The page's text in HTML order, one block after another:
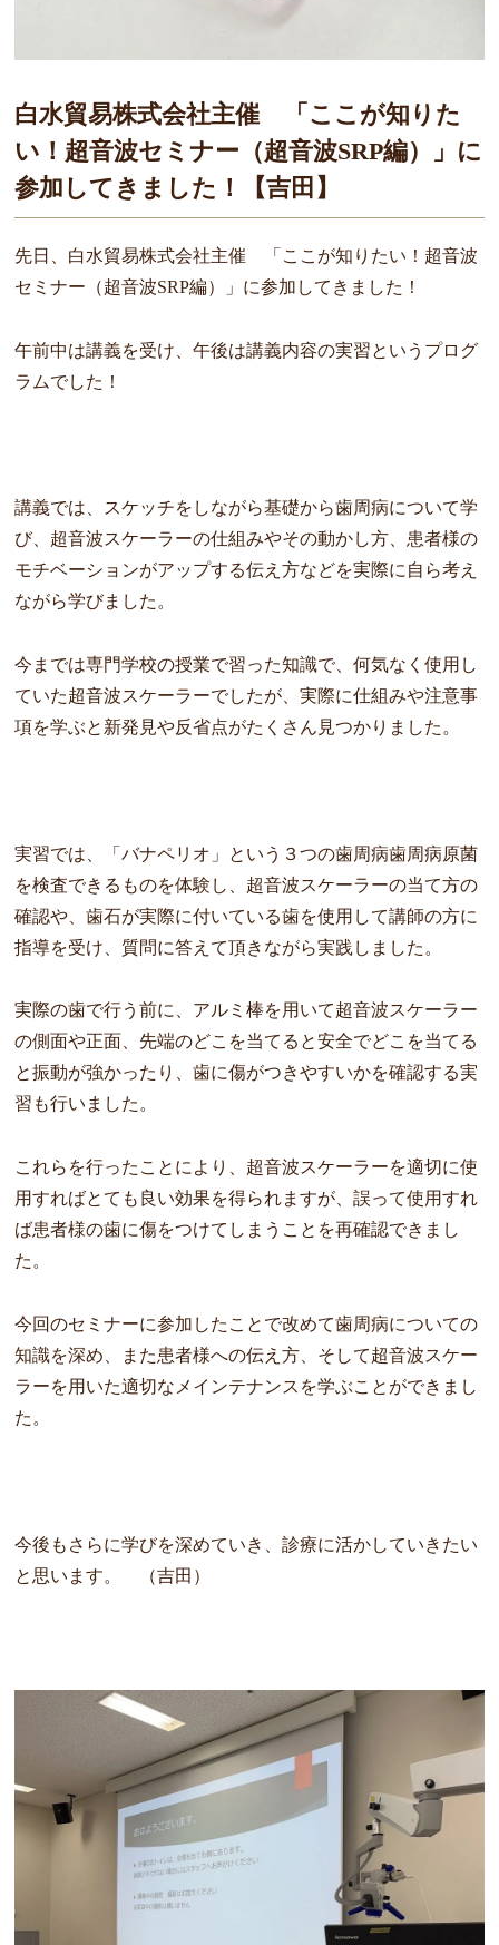
白水貿易株式会社主催 「ここが知りた
い！超音波セミナー（超音波SRP編）」に
参加してきました！【吉田】
先日、白水貿易株式会社主催 「ここが知りたい！超音波
セミナー（超音波SRP編）」に参加してきました！
午前中は講義を受け、午後は講義内容の実習というプログ
ラムでした！
講義では、スケッチをしながら基礎から歯周病について学
び、超音波スケーラーの仕組みやその動かし方、患者様の
モチベーションがアップする伝え方などを実際に自ら考え
ながら学びました。
今までは専門学校の授業で習った知識で、何気なく使用し
ていた超音波スケーラーでしたが、実際に仕組みや注意事
項を学ぶと新発見や反省点がたくさん見つかりました。
実習では、「バナペリオ」という３つの歯周病歯周病原菌
を検査できるものを体験し、超音波スケーラーの当て方の
確認や、歯石が実際に付いている歯を使用して講師の方に
指導を受け、質問に答えて頂きながら実践しました。
実際の歯で行う前に、アルミ棒を用いて超音波スケーラー
の側面や正面、先端のどこを当てると安全でどこを当てる
と振動が強かったり、歯に傷がつきやすいかを確認する実
習も行いました。
これらを行ったことにより、超音波スケーラーを適切に使
用すればとても良い効果を得られますが、誤って使用すれ
ば患者様の歯に傷をつけてしまうことを再確認できまし
た。
今回のセミナーに参加したことで改めて歯周病についての
知識を深め、また患者様への伝え方、そして超音波スケー
ラーを用いた適切なメインテナンスを学ぶことができまし
た。
今後もさらに学びを深めていき、診療に活かしていきたい
と思います。 （吉田）